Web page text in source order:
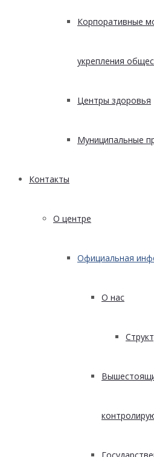
Корпоративные
укрепления
Центры здоровья
Муниципальные
Контакты
О центре
Официальная
О нас